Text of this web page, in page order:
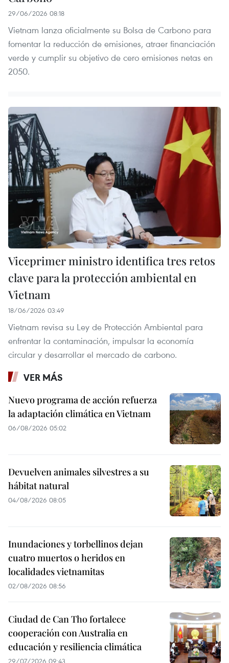
29/06/2026 08:18
Vietnam lanza oficialmente su Bolsa de Carbono para
fomentar la reducción de emisiones, atraer financiación
verde y cumplir su objetivo de cero emisiones netas en
2050.
Viceprimer ministro identifica tres retos
clave para la protección ambiental en
Vietnam
18/06/2026 03:49
Vietnam revisa su Ley de Protección Ambiental para
enfrentar la contaminación, impulsar la economía
circular y desarrollar el mercado de carbono.
VER MÁS
Nuevo programa de acción refuerza
la adaptación climática en Vietnam
06/08/2026 05:02
Devuelven animales silvestres a su
hábitat natural
04/08/2026 08:05
Inundaciones y torbellinos dejan
cuatro muertos o heridos en
localidades vietnamitas
02/08/2026 08:56
Ciudad de Can Tho fortalece
cooperación con Australia en
educación y resiliencia climática
29/07/2026 09:43